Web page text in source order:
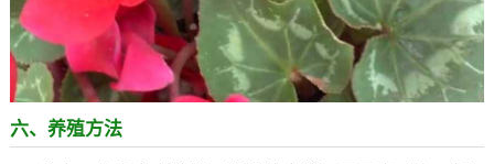
六、养殖方法